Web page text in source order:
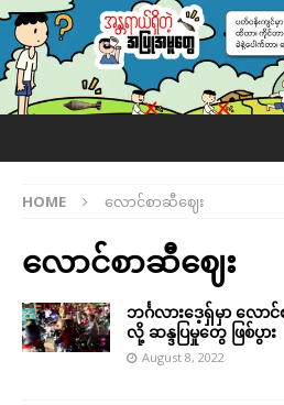
HOME လောင်စာဆီဈေး
လောင်စာဆီဈေး
ဘင်္ဂလားဒေ့ရှ်မှာ လော
လို့ ဆန္ဒပြမှုတွေ ဖြစ်ပွား
August 8, 2022